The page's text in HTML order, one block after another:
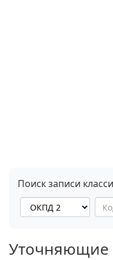
Поиск записи
Уточняющие